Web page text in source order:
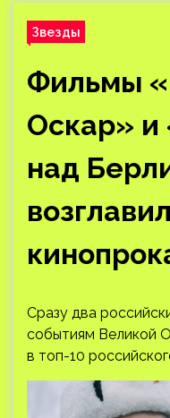
Звезды
Фильмы
Оскар» и
над
Сразу два
событиям Великой
в топ-10